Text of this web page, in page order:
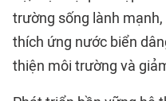
trường sống lành
thích ứng nước biển
thiện môi trường và